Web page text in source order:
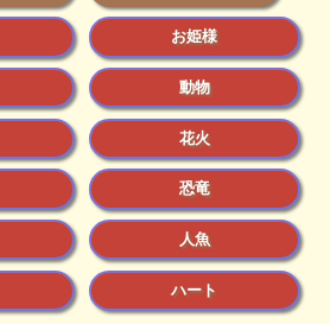
お姫様
動物
花火
恐竜
人魚
ハート